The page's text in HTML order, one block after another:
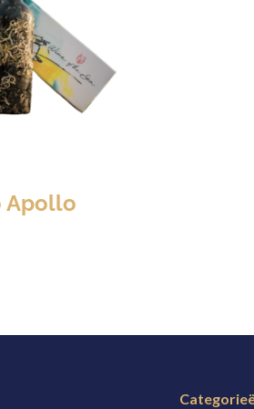
Apollo